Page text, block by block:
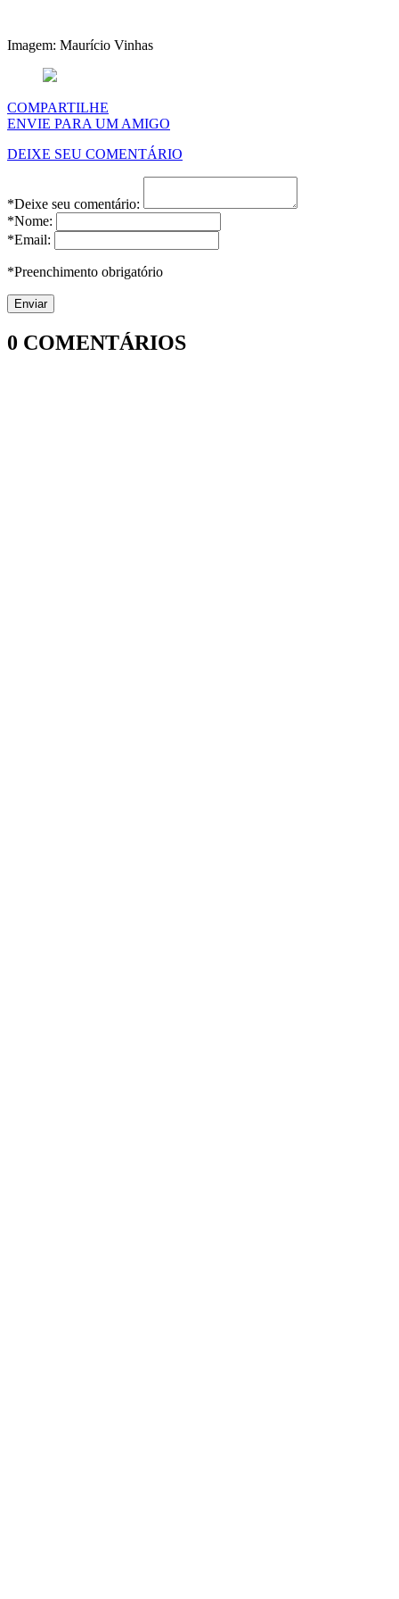
Imagem: Maurício Vinhas
COMPARTILHE
ENVIE PARA UM AMIGO
DEIXE SEU COMENTÁRIO
*Deixe seu comentário:
*Nome:
*Email:
*Preenchimento obrigatório
0 COMENTÁRIOS